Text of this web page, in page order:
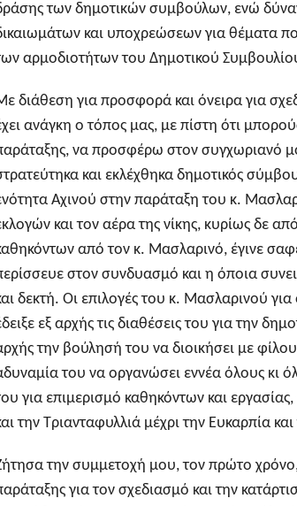
των δημοτικών συμβούλων, ενώ
και υποχρεώσεων για θέματα
αρμοδιοτήτων του Δημοτικού
διάθεση για προσφορά και όνειρα για
ανάγκη ο τόπος μας, με πίστη ότι
να προσφέρω στον συγχωριανό
και εκλέχθηκα δημοτικός
Αχινού στην παράταξη του κ.
και τον αέρα της νίκης, κυρίως δε
από τον κ. Μασλαρινό, έγινε
στον συνδυασμό και η όποια
δεκτή. Οι επιλογές του κ. Μασλαρινού
εξ αρχής τις διαθέσεις του για την
την βούλησή του να διοικήσει με
του να οργανώσει εννέα όλους κι
για επιμερισμό καθηκόντων και
την Τριανταφυλλιά μέχρι την Ευκαρπία
την συμμετοχή μου, τον πρώτο χρόνο,
για τον σχεδιασμό και την